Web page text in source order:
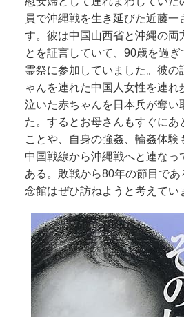
員で沖縄戦を生き延びた近藤一
す。彼は中国山西省と沖縄の両
とを証言していて、90歳を過
霊祭に参加していました。彼の
ゃんを連れた中国人女性を連れ
泣いた赤ちゃんを日本兵が奪い
た。するとお母さんもすぐにあ
ことや、自身の強姦、輪姦体験
中国戦線から沖縄戦へと連なっ
ある。敗戦から80年の節目で
念館はぜひ訪ねようと考えてい